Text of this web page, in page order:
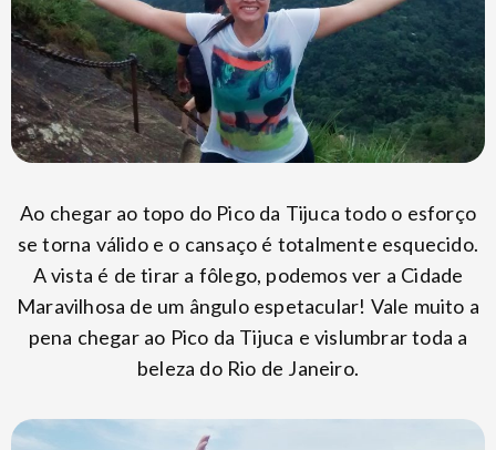
Ao chegar ao topo do Pico da Tijuca todo o esforço
se torna válido e o cansaço é totalmente esquecido.
A vista é de tirar a fôlego, podemos ver a Cidade
Maravilhosa de um ângulo espetacular! Vale muito a
pena chegar ao Pico da Tijuca e vislumbrar toda a
beleza do Rio de Janeiro.